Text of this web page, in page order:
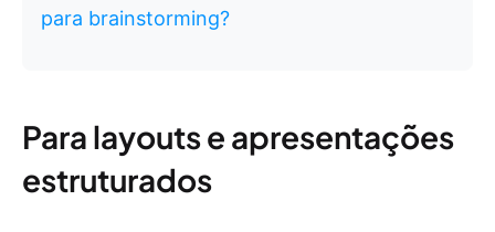
para brainstorming?
Para layouts e apresentações
estruturados